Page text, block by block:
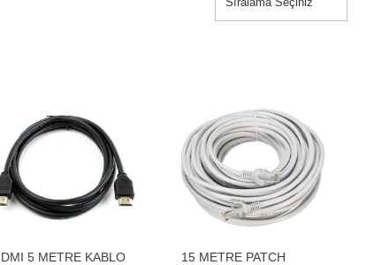
5 METRE KABLO
15 METRE PATCH